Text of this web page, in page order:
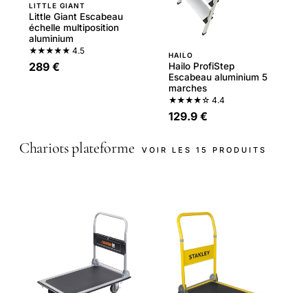
LITTLE GIANT
Little Giant Escabeau
échelle multiposition
aluminium
★★★★★ 4.5
289 €
HAILO
Hailo ProfiStep
Escabeau aluminium 5
marches
★★★★☆ 4.4
129.9 €
Chariots plateforme VOIR LES 15 PRODUITS